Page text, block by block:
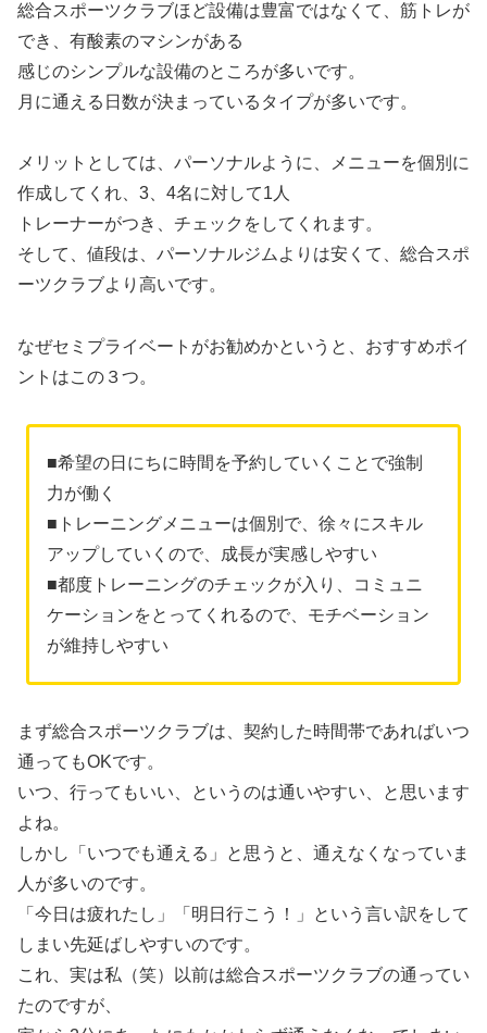
総合スポーツクラブほど設備は豊富ではなくて、筋トレが
でき、有酸素のマシンがある
感じのシンプルな設備のところが多いです。
月に通える日数が決まっているタイプが多いです。
メリットとしては、パーソナルように、メニューを個別に
作成してくれ、3、4名に対して1人
トレーナーがつき、チェックをしてくれます。
そして、値段は、パーソナルジムよりは安くて、総合スポ
ーツクラブより高いです。
なぜセミプライベートがお勧めかというと、おすすめポイ
ントはこの３つ。
■希望の日にちに時間を予約していくことで強制
力が働く
■トレーニングメニューは個別で、徐々にスキル
アップしていくので、成長が実感しやすい
■都度トレーニングのチェックが入り、コミュニ
ケーションをとってくれるので、モチベーション
が維持しやすい
まず総合スポーツクラブは、契約した時間帯であればいつ
通ってもOKです。
いつ、行ってもいい、というのは通いやすい、と思います
よね。
しかし「いつでも通える」と思うと、通えなくなっていま
人が多いのです。
「今日は疲れたし」「明日行こう！」という言い訳をして
しまい先延ばしやすいのです。
これ、実は私（笑）以前は総合スポーツクラブの通ってい
たのですが、